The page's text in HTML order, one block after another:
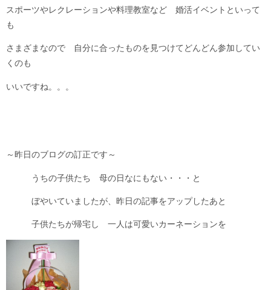
スポーツやレクレーションや料理教室など 婚活イベントといって
も
さまざまなので 自分に合ったものを見つけてどんどん参加してい
くのも
いいですね。。。
～昨日のブログの訂正です～
うちの子供たち 母の日なにもない・・・と
ぼやいていましたが、昨日の記事をアップしたあと
子供たちが帰宅し 一人は可愛いカーネーションを